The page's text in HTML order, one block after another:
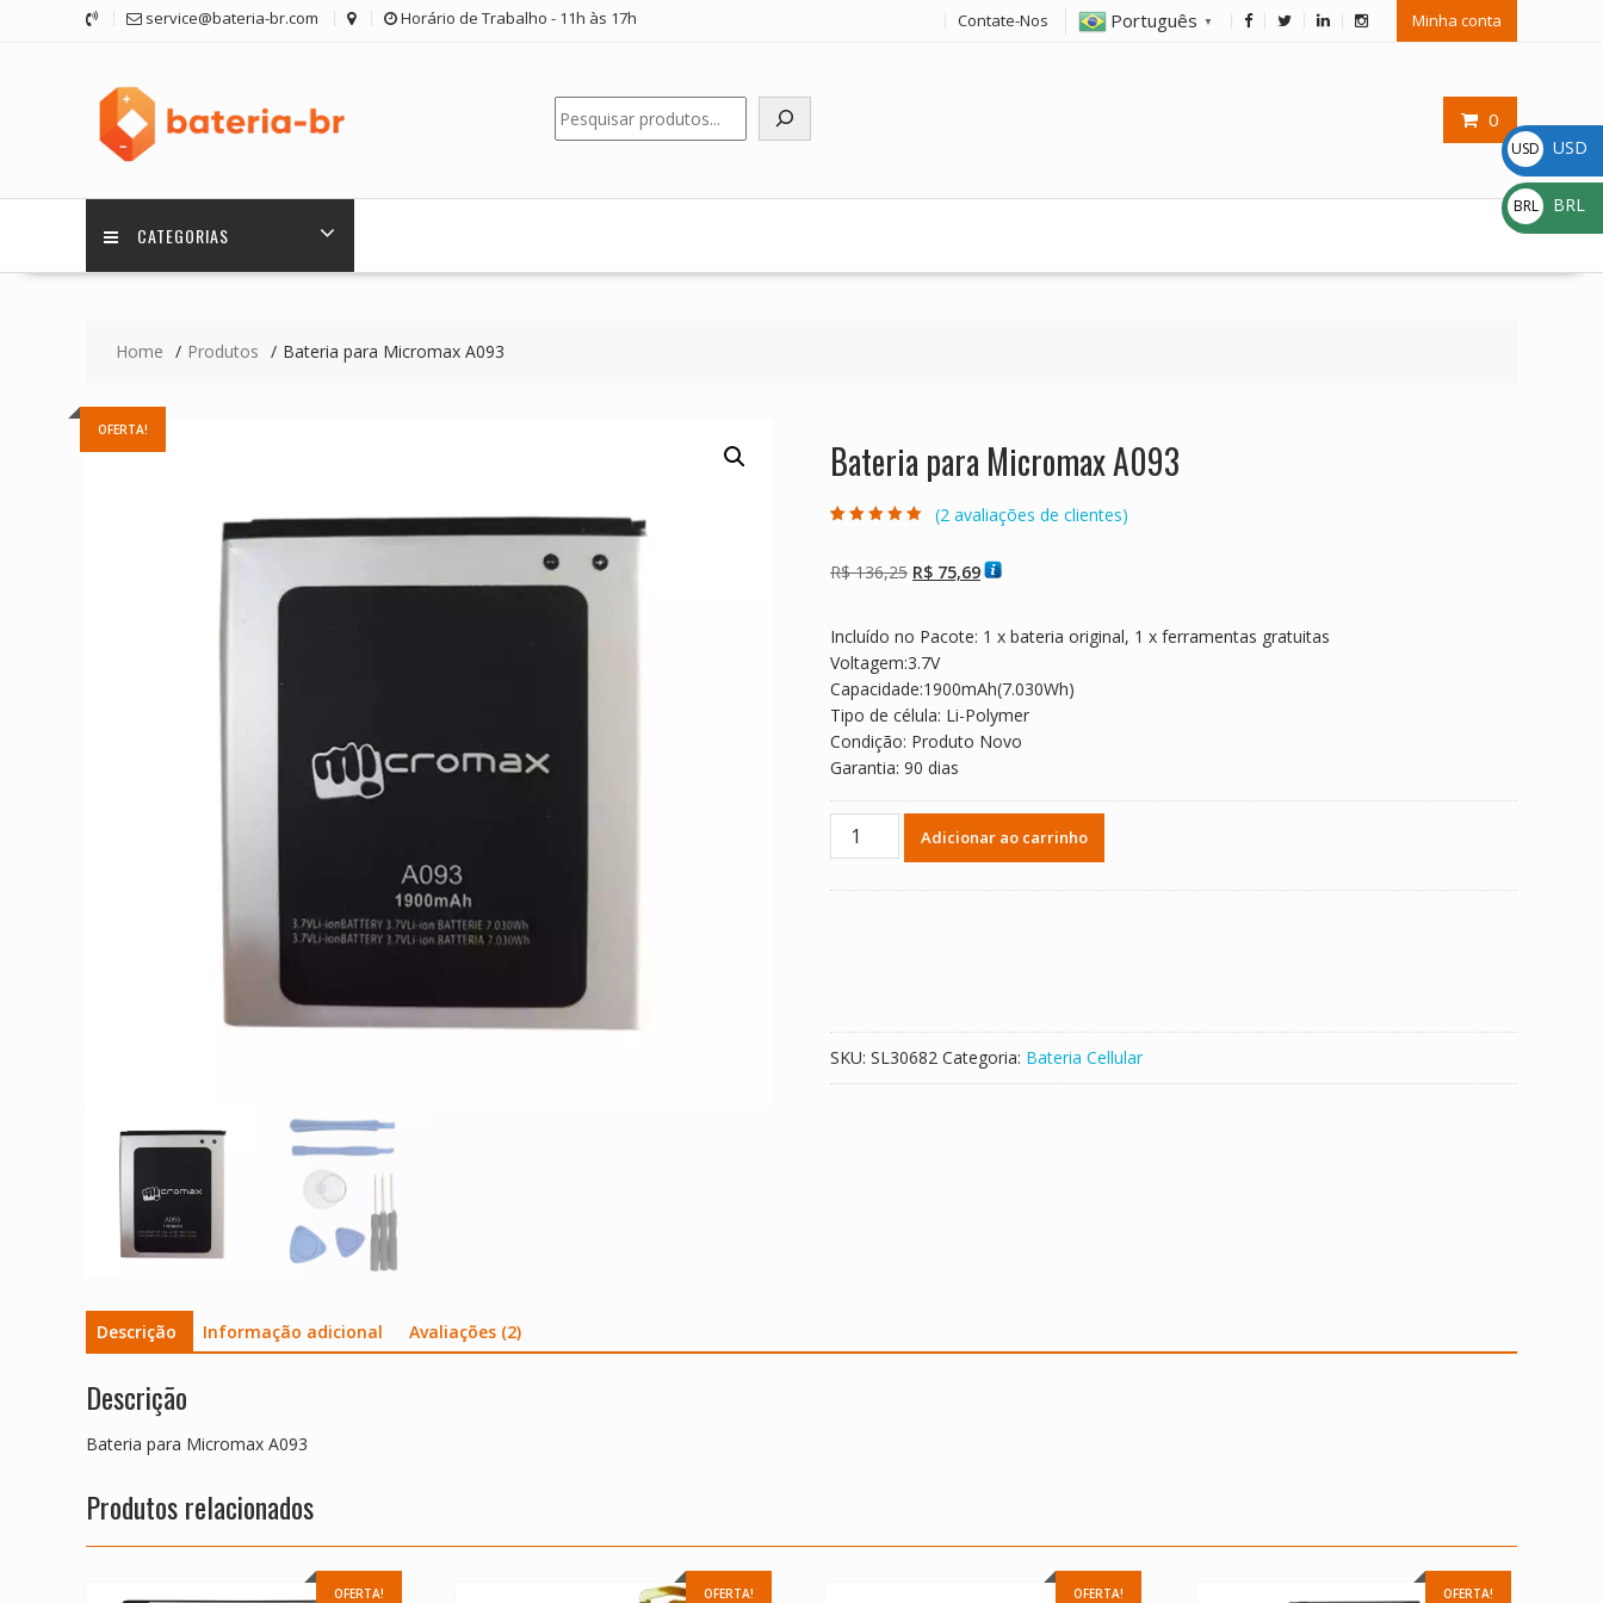
service@bateria-br.com Horário de Trabalho - 11h às 17h Contate-Nos Português ▼ Minha conta
0
Pesquisar
CATEGORIAS
Home Produtos Bateria para Micromax A093
OFERTA!
Bateria para Micromax A093
baseado em
avaliações de
(2 avaliações de clientes)
R$136,25 O
era:
R$ 136,25.
R$ 75,69O
é:
Incluído no Pacote: 1 x bateria original, 1 x ferramentas gratuitas
Voltagem:3.7V
Capacidade:1900mAh(7.030Wh)
Tipo de célula: Li-Polymer
Condição: Produto Novo
Garantia: 90 dias
Bateria
para
Adicionar ao carrinho
SKU: SL30682 Categoria: Bateria Cellular
Descrição Informação adicional Avaliações (2)
Descrição
Bateria para Micromax A093
Produtos relacionados
OFERTA! OFERTA! OFERTA! OFERTA!
USD
$
USD
BRL
R$
BRL